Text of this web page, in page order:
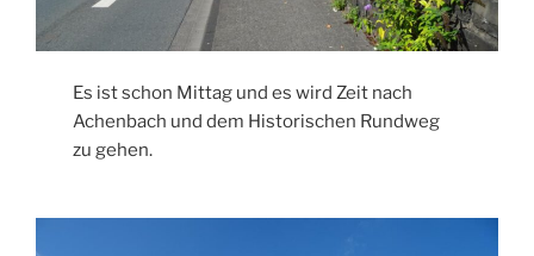
Es ist schon Mittag und es wird Zeit nach
Achenbach und dem Historischen Rundweg
zu gehen.